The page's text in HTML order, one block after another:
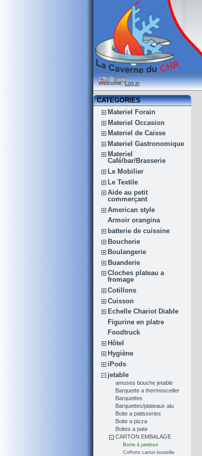
Welcome,Log in
CATEGORIES
Materiel Forain
Materiel Occasion
Materiel de Caisse
Materiel Gastronomique
Materiel
Café/bar/Brasserie
Le Mobilier
Le Textile
Aide au petit
commerçant
American style
Armoir orangina
batterie de cuissine
Boucherie
Boulangerie
Buanderie
Cloches plateau a
fromage
Cotillons
Cuisson
Echelle Chariot Diable
Figurine en platre
Foodtruck
Hôtel
Hygiène
iPods
jetable
amuses bouche jetable
Barquette a thermosceller
Barquettes
Barquettes/plateaux alu
Boite a patisseries
Boite a pizza
Boites a pate
CARTON EMBALAGE
Boite à jambon
Coffrets carton bouteille